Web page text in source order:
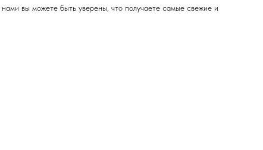
вы можете быть уверены, что получаете самые свежие и